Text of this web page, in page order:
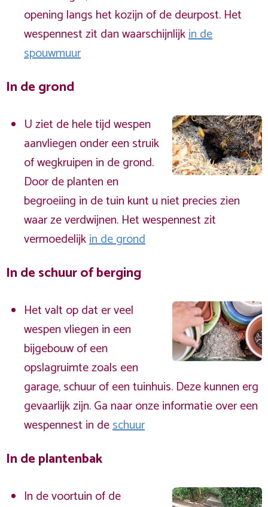
opening langs het kozijn of de deurpost. Het
wespennest zit dan waarschijnlijkin de
spouwmuur
In de grond
U ziet de hele tijd wespen
aanvliegen onder een struik
of wegkruipen in de grond.
Door de planten en
begroeiing in de tuin kunt u niet precies zien
waar ze verdwijnen. Het wespennest zit
vermoedelijkin de grond
In de schuur of berging
Het valt op dat er veel
wespen vliegen in een
bijgebouw of een
opslagruimte zoals een
garage, schuur of een tuinhuis. Deze kunnen erg
gevaarlijk zijn. Ga naar onze informatie over een
wespennest in deschuur
In de plantenbak
In de voortuin of de